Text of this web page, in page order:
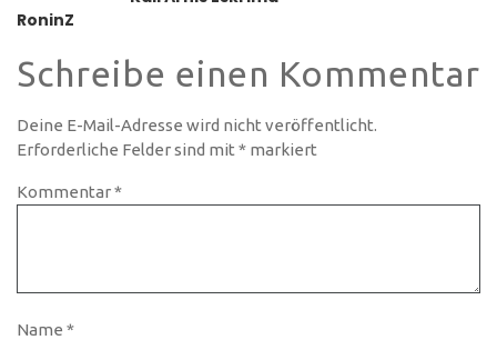
RoninZ
Schreibe einen Kommentar
Deine E-Mail-Adresse wird nicht veröffentlicht.
Erforderliche Felder sind mit * markiert
Kommentar*
Name *